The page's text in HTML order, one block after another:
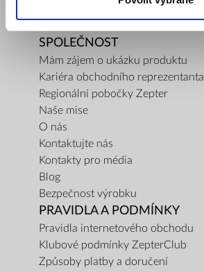
SPOLEČNOST
Mám zájem o ukázku produktu
Kariéra obchodního reprezentanta
Regionální pobočky Zepter
Naše mise
O nás
Kontaktujte nás
Kontakty pro média
Blog
Bezpečnost výrobku
PRAVIDLA A PODMÍNKY
Pravidla internetového obchodu
Klubové podmínky ZepterClub
Způsoby platby a doručení